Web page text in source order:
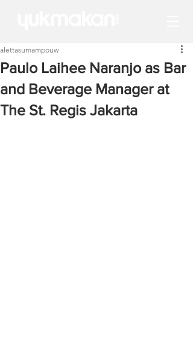
Paulo Laihee Naranjo as Bar
and Beverage Manager at
The St. Regis Jakarta
alettasumampouw